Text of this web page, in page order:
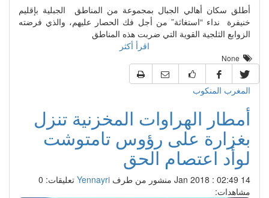
أطلق سكان أهالي الجبال بمجموعة من المناطق الجبلية بإقليم
خنيفرة نداء “استغاثة” من أجل فك الحصار عليهم، والذي فرضته
الزوابع الثلجية القوية التي ضربت هذه المناطق
اقرأ أكثر
المغرب المنكوب
أمطار الهراوات المخزنية تنزل
بغزارة على رؤوس تامتوشت
لوأد اعتصام الحق
14 Jan 2018 : 02:49 منشور من طرف Yennayri تعليقات: 0
مشاهدات: